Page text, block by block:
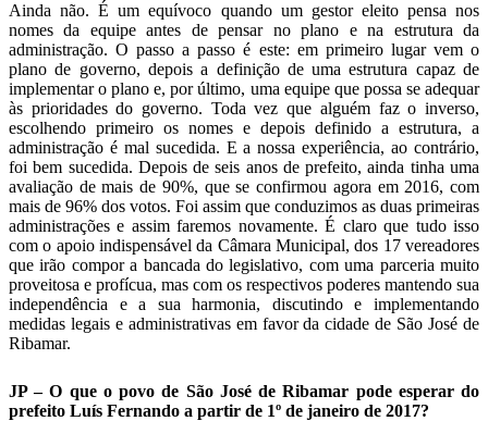
Ainda não. É um equívoco quando um gestor eleito pensa nos
nomes da equipe antes de pensar no plano e na estrutura da
administração. O passo a passo é este: em primeiro lugar vem o
plano de governo, depois a definição de uma estrutura capaz de
implementar o plano e, por último, uma equipe que possa se adequar
às prioridades do governo. Toda vez que alguém faz o inverso,
escolhendo primeiro os nomes e depois definido a estrutura, a
administração é mal sucedida. E a nossa experiência, ao contrário,
foi bem sucedida. Depois de seis anos de prefeito, ainda tinha uma
avaliação de mais de 90%, que se confirmou agora em 2016, com
mais de 96% dos votos. Foi assim que conduzimos as duas primeiras
administrações e assim faremos novamente. É claro que tudo isso
com o apoio indispensável da Câmara Municipal, dos 17 vereadores
que irão compor a bancada do legislativo, com uma parceria muito
proveitosa e profícua, mas com os respectivos poderes mantendo sua
independência e a sua harmonia, discutindo e implementando
medidas legais e administrativas em favor da cidade de São José de
Ribamar.
JP – O que o povo de São José de Ribamar pode esperar do
prefeito Luís Fernando a partir de 1º de janeiro de 2017?